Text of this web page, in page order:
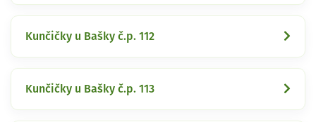
Kunčičky u Bašky č.p. 112
Kunčičky u Bašky č.p. 113